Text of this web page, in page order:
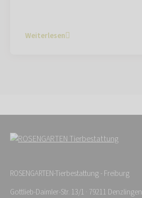
Weiterlesen
ROSENGARTEN-Tierbestattung - Freiburg
Gottlieb-Daimler-Str. 13/1 · 79211 Denzlingen